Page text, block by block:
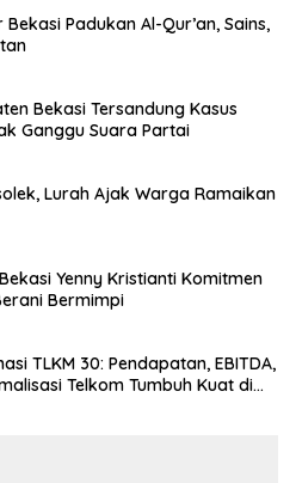
Bekasi Padukan Al-Qur’an, Sains,
Bekasi Tersandung Kasus
Ganggu Suara Partai
Lurah Ajak Warga Ramaikan
Yenny Kristianti Komitmen
Bermimpi
TLKM 30: Pendapatan, EBITDA,
Telkom Tumbuh Kuat di